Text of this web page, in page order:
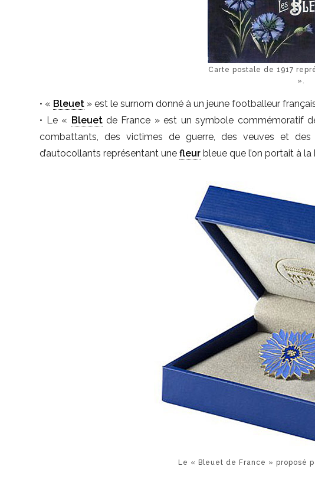
Carte postale de 1917
».
• « Bleuet » est le surnom donné à un jeune footballeur
• Le « Bleuetde France » est un symbole commémoratif
combattants, des victimes de guerre, des veuves et
d’autocollants représentant unefleur bleue que l’on portait à
Le « Bleuet de France » proposé